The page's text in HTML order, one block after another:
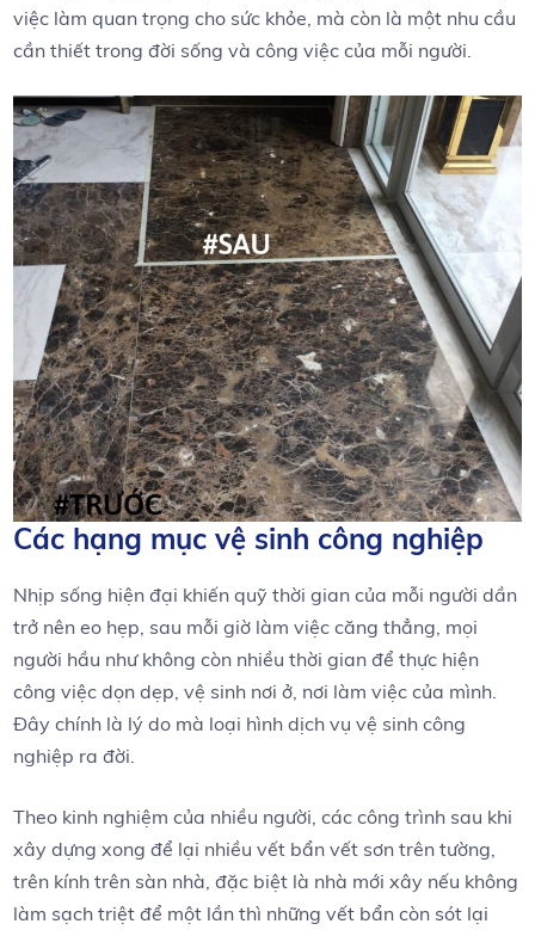
việc làm quan trọng cho sức khỏe, mà còn là một nhu cầu
cần thiết trong đời sống và công việc của mỗi người.
Các hạng mục vệ sinh công nghiệp
Nhịp sống hiện đại khiến quỹ thời gian của mỗi người dần
trở nên eo hẹp, sau mỗi giờ làm việc căng thẳng, mọi
người hầu như không còn nhiều thời gian để thực hiện
công việc dọn dẹp, vệ sinh nơi ở, nơi làm việc của mình.
Đây chính là lý do mà loại hình dịch vụ vệ sinh công
nghiệp ra đời.
Theo kinh nghiệm của nhiều người, các công trình sau khi
xây dựng xong để lại nhiều vết bẩn vết sơn trên tường,
trên kính trên sàn nhà, đặc biệt là nhà mới xây nếu không
làm sạch triệt để một lần thì những vết bẩn còn sót lại